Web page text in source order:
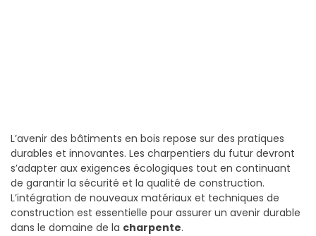
L’avenir des bâtiments en bois repose sur des pratiques
durables et innovantes. Les charpentiers du futur devront
s’adapter aux exigences écologiques tout en continuant
de garantir la sécurité et la qualité de construction.
L’intégration de nouveaux matériaux et techniques de
construction est essentielle pour assurer un avenir durable
dans le domaine de la charpente.